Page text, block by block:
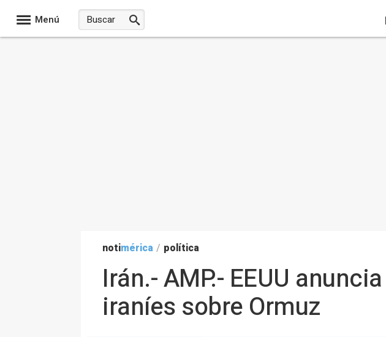
Menú
notimérica / política
Irán.- AMP.- EEUU
iraníes sobre Ormuz